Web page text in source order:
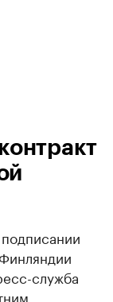
служба